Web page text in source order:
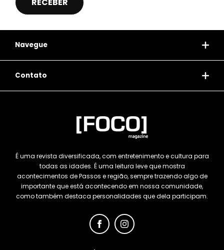
Navegue
Contato
É uma revista diversificada, com entretenimento e cultura para
todas as idades. É uma leitura leve que mostra
acontecimentos de Passos e região, sempre trazendo algo de
importante que está acontecendo em nossa comunidade,
como também destaca personalidades que dela participam.